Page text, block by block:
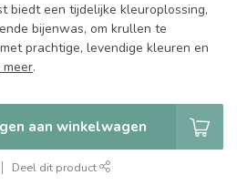
biedt een tijdelijke kleuroplossing,
bijenwas, om krullen te
prachtige, levendige kleuren en
meer.
aan winkelwagen
Deel dit product